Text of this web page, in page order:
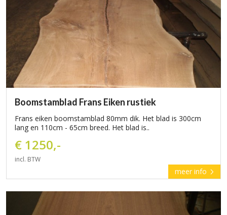
Boomstamblad Frans Eiken rustiek
Frans eiken boomstamblad 80mm dik. Het blad is 300cm
lang en 110cm - 65cm breed. Het blad is..
€ 1250,-
incl. BTW
meer info